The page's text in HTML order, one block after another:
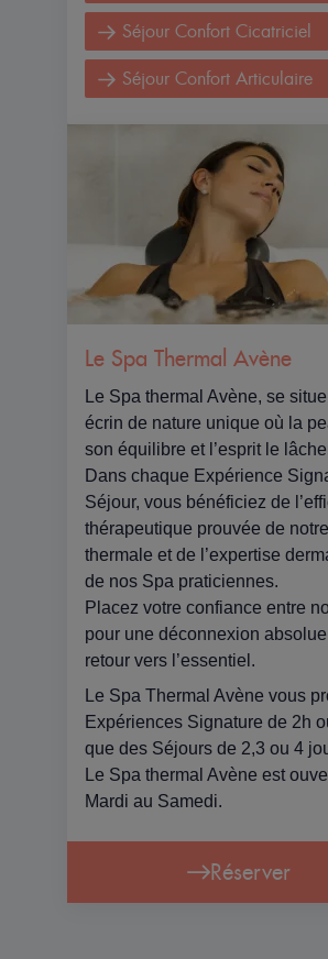
Séjour Confort Cicatriciel
Séjour Confort Articulaire
Le Spa Thermal Avène
Le Spa thermal Avène, se
écrin de nature unique où la
son équilibre et l’esprit le
Dans chaque Expérience
Séjour, vous bénéficiez de
thérapeutique prouvée de
thermale et de l’expertise
de nos Spa praticiennes.
Placez votre confiance entre
pour une déconnexion
retour vers l’essentiel.
Le Spa Thermal Avène vous
Expériences Signature de 2h
que des Séjours de 2,3 ou 4
Le Spa thermal Avène est
Mardi au Samedi.
Réserver